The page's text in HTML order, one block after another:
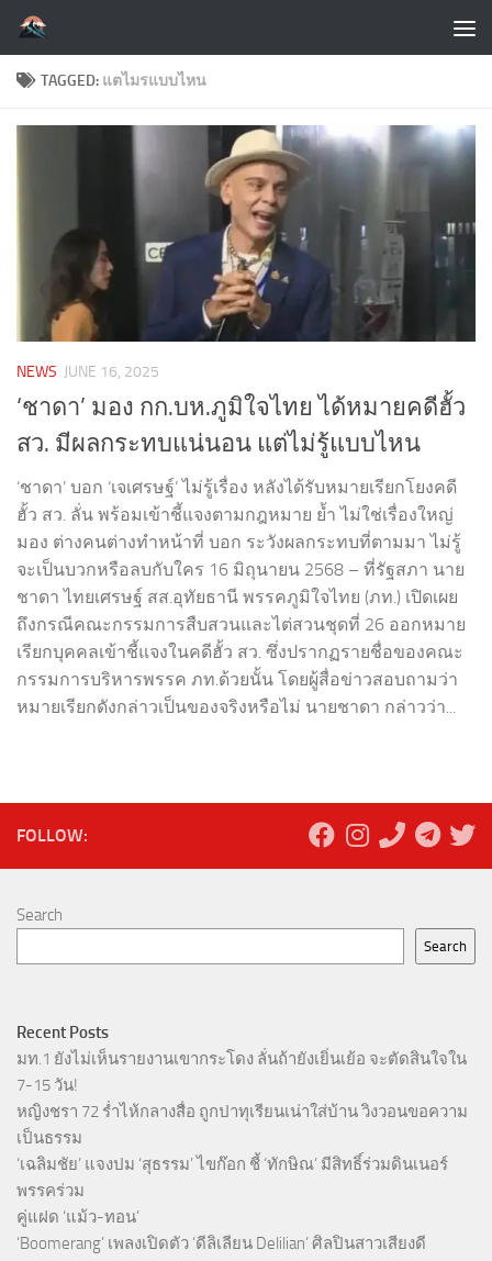
Skip to content
TAGGED: แตไมรแบบไหน
NEWS JUNE 16, 2025
‘ชาดา’ มอง กก.บห.ภูมิใจไทย ได้หมายคดีฮั้ว
สว. มีผลกระทบแน่นอน แต่ไม่รู้แบบไหน
‘ชาดา’ บอก ‘เจเศรษฐ์’ ไม่รู้เรื่อง หลังได้รับหมายเรียกโยงคดี
ฮั้ว สว. ลั่น พร้อมเข้าชี้แจงตามกฎหมาย ย้ำ ไม่ใช่เรื่องใหญ่
มอง ต่างคนต่างทำหน้าที่ บอก ระวังผลกระทบที่ตามมา ไม่รู้
จะเป็นบวกหรือลบกับใคร 16 มิถุนายน 2568 – ที่รัฐสภา นาย
ชาดา ไทยเศรษฐ์ สส.อุทัยธานี พรรคภูมิใจไทย (ภท.) เปิดเผย
ถึงกรณีคณะกรรมการสืบสวนและไต่สวนชุดที่ 26 ออกหมาย
เรียกบุคคลเข้าชี้แจงในคดีฮั้ว สว. ซึ่งปรากฏรายชื่อของคณะ
กรรมการบริหารพรรค ภท.ด้วยนั้น โดยผู้สื่อข่าวสอบถามว่า
หมายเรียกดังกล่าวเป็นของจริงหรือไม่ นายชาดา กล่าวว่า...
FOLLOW:
Search
Search
Recent Posts
มท.1 ยังไม่เห็นรายงานเขากระโดง ลั่นถ้ายังเยิ่นเย้อ จะตัดสินใจใน
7-15 วัน!
หญิงชรา 72 ร่ำไห้กลางสื่อ ถูกปาทุเรียนเน่าใส่บ้าน วิงวอนขอความ
เป็นธรรม
‘เฉลิมชัย’ แจงปม ‘สุธรรม’ ไขก๊อก ชี้ ‘ทักษิณ’ มีสิทธิ์ร่วมดินเนอร์
พรรคร่วม
คู่แฝด ‘แม้ว-ทอน’
‘Boomerang’ เพลงเปิดตัว ‘ดีลิเลียน Delilian’ ศิลปินสาวเสียงดี